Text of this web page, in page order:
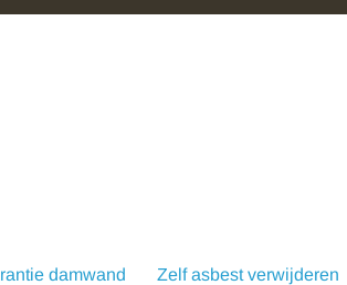
damwand Zelf asbest verwijderen